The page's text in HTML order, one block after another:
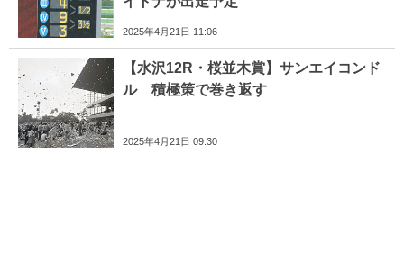
2025年4月21日 11:06
【水沢12R・桜並木賞】サンエイコンド
ル 積極策で巻き返す
2025年4月21日 09:30